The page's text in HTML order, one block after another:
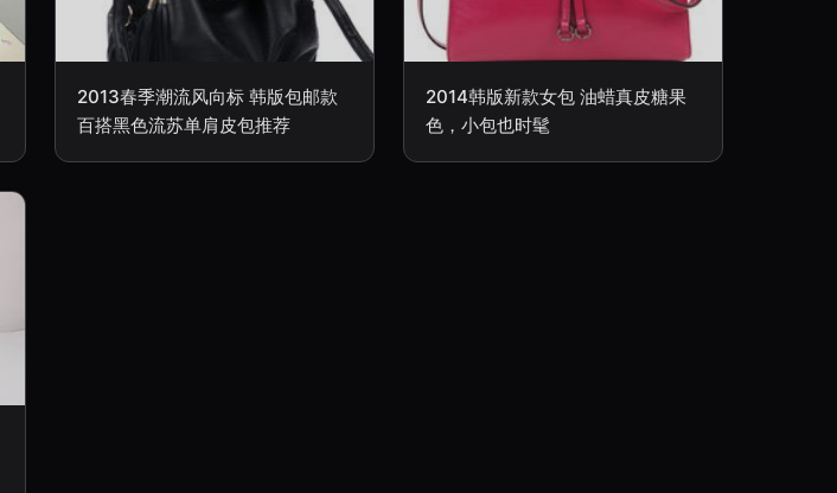
2013春季潮流风向标 韩版包邮款
百搭黑色流苏单肩皮包推荐
2014韩版新款女包 油蜡真皮糖果
色，小包也时髦